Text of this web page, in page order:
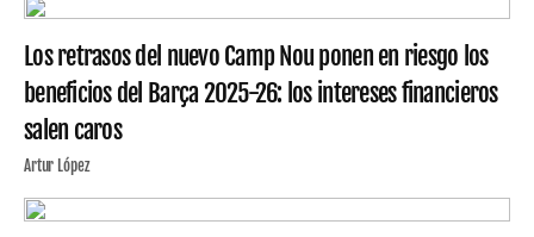
Los retrasos del nuevo Camp Nou ponen en riesgo los
beneficios del Barça 2025-26: los intereses financieros
salen caros
Artur López